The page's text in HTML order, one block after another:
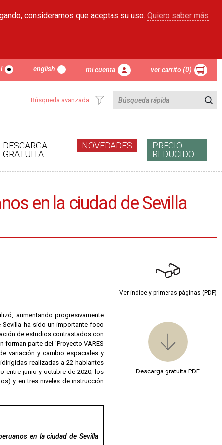
consideramos que aceptas su uso. Quiero saber más
english mi cuenta ver carrito (0)
Búsqueda avanzada
DESCARGA
GRATUITA
NOVEDADES
PRECIO
REDUCIDO
en la ciudad de Sevilla
aumentando progresivamente
Sevilla ha sido un importante foco
de estudios contrastados con
forman parte del "Proyecto VARES
variación y cambio espaciales y
realizadas a 22 hablantes
entre junio y octubre de 2020; los
y en tres niveles de instrucción
en la ciudad de Sevilla
Ver índice y primeras páginas (PDF)
Descarga gratuita PDF